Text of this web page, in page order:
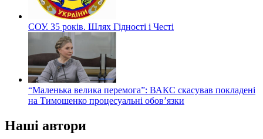
СОУ. 35 років. Шлях Гідності і Честі
“Маленька велика перемога”: ВАКС скасував покладені
на Тимошенко процесуальні обов’язки
Наші автори